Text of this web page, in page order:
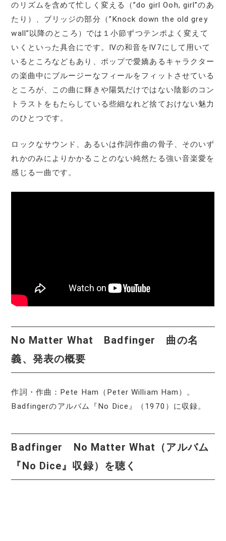
のリズムを含めて忙しく変える（”do girl Ooh, girl”のあ
たり）、ブリッジの部分（”Knock down the old grey
wall”以降のところ）では１小節ずつテンポよく変えて
いくといった具合にです。Ⅳの和音をⅣ7にして用いて
いるところなどもあり、ポップで愛嬌あるキャラクター
の楽曲中にブルージーなフィールをフィットさせている
ところが、この曲に輝きや陽気だけではない陰影のコン
トラストをもたらしている些細なれど捨ておけない魅力
のひとつです。
ロックなサウンド、あるいは作詞作曲の骨子、そのいず
れかのみによりかかることのない純然たる強い音楽愛を
感じる一曲です。
No Matter What Badfinger 曲の名
義、発表の概要
作詞・作曲：Pete Ham（Peter William Ham）。
Badfingerのアルバム『No Dice』（1970）に収録。
Badfinger No Matter What（アルバム
『No Dice』収録）を聴く